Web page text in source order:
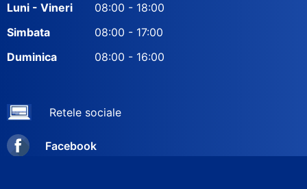
Luni - Vineri
08:00 - 18:00
Simbata
08:00 - 17:00
Duminica
08:00 - 16:00
Retele sociale
Facebook